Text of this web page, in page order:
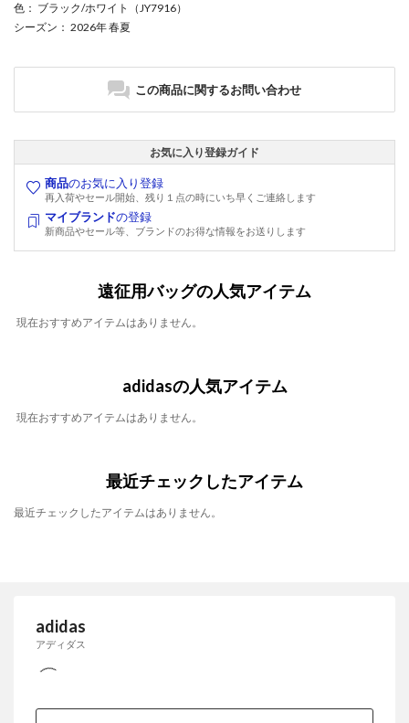
色 ： ブラック/ホワイト（JY7916）
シーズン ： 2026年 春夏
この商品に関するお問い合わせ
お気に入り登録ガイド
商品のお気に入り登録
再入荷やセール開始、残り１点の時にいち早くご連絡します
マイブランドの登録
新商品やセール等、ブランドのお得な情報をお送りします
遠征用バッグの人気アイテム
現在おすすめアイテムはありません。
adidasの人気アイテム
現在おすすめアイテムはありません。
最近チェックしたアイテム
最近チェックしたアイテムはありません。
adidas
アディダス